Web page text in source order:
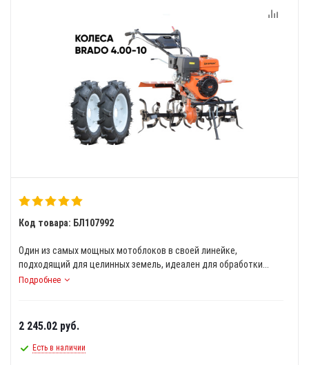
Код товара: БЛ107992
Один из самых мощных мотоблоков в своей линейке,
подходящий для целинных земель, идеален для обработки...
Подробнее
2 245.02 руб.
Есть в наличии